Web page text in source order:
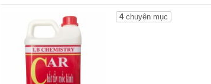
4chuyên mục